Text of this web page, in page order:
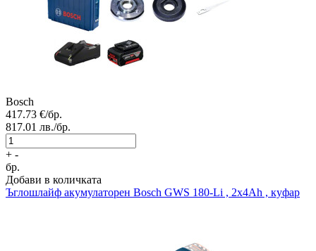
Bosch
417.73 €/бр.
817.01 лв./бр.
+ -
бр.
Добави в количката
Ъглошлайф акумулаторен Bosch GWS 180-Li , 2x4Ah , куфар